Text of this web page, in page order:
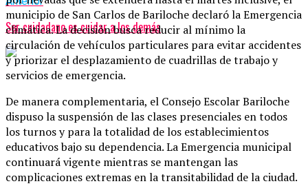
Ser cuidadano es cuidar a los demás
municipio de San Carlos de Bariloche declaró la Emergencia
climática. La decisión busca reducir al mínimo la
circulación de vehículos particulares para evitar accidentes
y priorizar el desplazamiento de cuadrillas de trabajo y
servicios de emergencia.
De manera complementaria, el Consejo Escolar Bariloche
dispuso la suspensión de las clases presenciales en todos
los turnos y para la totalidad de los establecimientos
educativos bajo su dependencia. La Emergencia municipal
continuará vigente mientras se mantengan las
complicaciones extremas en la transitabilidad de la ciudad.